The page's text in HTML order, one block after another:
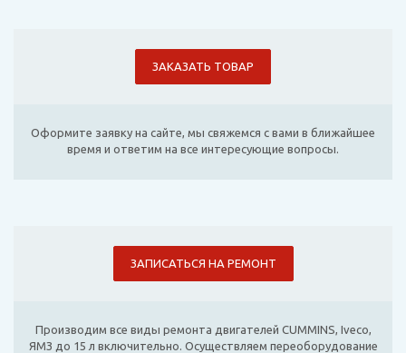
ЗАКАЗАТЬ ТОВАР
Оформите заявку на сайте, мы свяжемся с вами в ближайшее
время и ответим на все интересующие вопросы.
ЗАПИСАТЬСЯ НА РЕМОНТ
Производим все виды ремонта двигателей CUMMINS, Iveco,
ЯМЗ до 15 л включительно. Осуществляем переоборудование